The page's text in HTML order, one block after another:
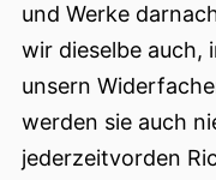
und Werke
wir dieselbe auch,
unsern
werden sie auch
jederzeitvorden